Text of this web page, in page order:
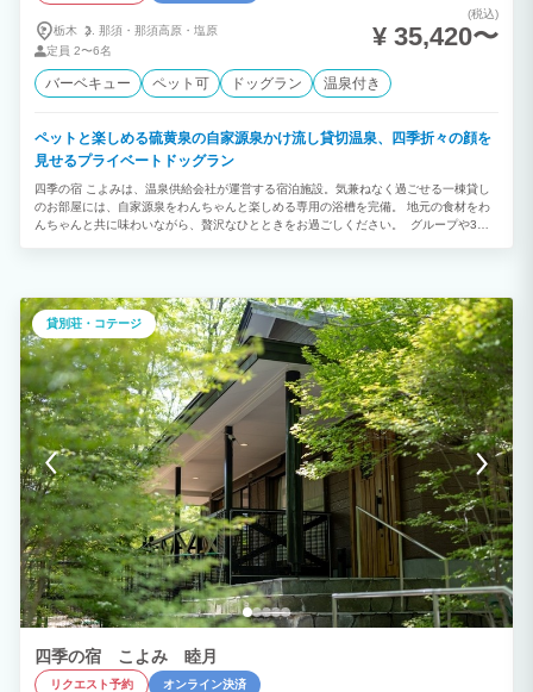
栃木 那須・ 那須高原・ 塩原
定員 2〜6名
(税込)
¥ 35,420〜
バーベキュー ペット可 ドッグラン 温泉付き
ペットと楽しめる硫黄泉の自家源泉かけ流し貸切温泉、四季折々の顔を
見せるプライベートドッグラン
四季の宿 こよみは、温泉供給会社が運営する宿泊施設。気兼ねなく過ごせる一棟貸し
のお部屋には、自家源泉をわんちゃんと楽しめる専用の浴槽を完備。 地元の食材をわ
んちゃんと共に味わいながら、贅沢なひとときをお過ごしください。 グループや3世
場合もシモンズエキストラベッドで快適にお過ごしいただけます。 都会の喧騒を忘れ
る贅沢な時間をお過ごしください。
貸別荘・コテージ
四季の宿 こよみ 睦月
リクエスト予約 オンライン決済